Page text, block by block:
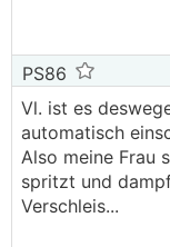
unser Filter
LG
PS86
Vl. ist es
automatisch
Also meine Frau
spritzt und
Verschleis...